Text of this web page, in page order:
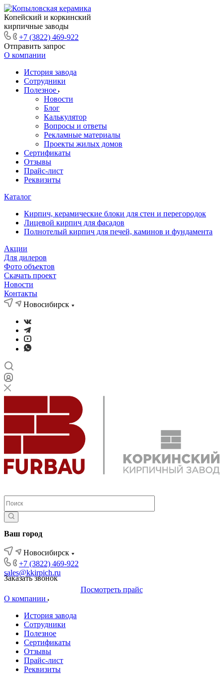
Копейский и коркинский
кирпичные заводы
+7 (3822) 469-922
Отправить запрос
О компании
История завода
Сотрудники
Полезное
Новости
Блог
Калькулятор
Вопросы и ответы
Рекламные материалы
Проекты жилых домов
Сертификаты
Отзывы
Прайс-лист
Реквизиты
Каталог
Кирпич, керамические блоки для стен и перегородок
Лицевой кирпич для фасадов
Полнотелый кирпич для печей, каминов и фундамента
Акции
Для дилеров
Фото объектов
Скачать проект
Новости
Контакты
Новосибирск
Ваш город
Новосибирск
+7 (3822) 469-922
sales@kkirpich.ru
Заказать звонок
Посмотреть прайс
О компании
История завода
Сотрудники
Полезное
Сертификаты
Отзывы
Прайс-лист
Реквизиты